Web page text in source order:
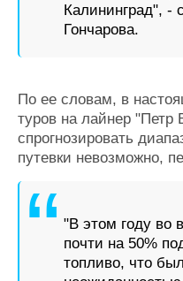
Калининград", -
Гончарова.
По ее словам, в
туров на лайнер "Петр
спрогнозировать
путевки невозможно,
"В этом году во
почти на 50%
топливо, что